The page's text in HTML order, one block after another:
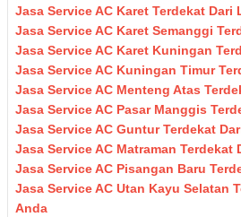
Jasa Service AC Karet Terdekat Dari
Jasa Service AC Karet Semanggi
Jasa Service AC Karet Kuningan
Jasa Service AC Kuningan Timur
Jasa Service AC Menteng Atas
Jasa Service AC Pasar Manggis
Jasa Service AC Guntur Terdekat
Jasa Service AC Matraman Terdekat
Jasa Service AC Pisangan Baru
Jasa Service AC Utan Kayu Selatan
Anda